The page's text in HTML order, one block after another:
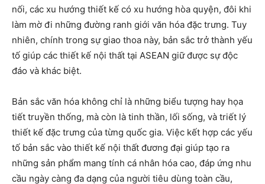
nối, các xu hướng thiết kế có xu hướng hòa quyện, đôi khi
làm mờ đi những đường ranh giới văn hóa đặc trưng. Tuy
nhiên, chính trong sự giao thoa này, bản sắc trở thành yếu
tố giúp các thiết kế nội thất tại ASEAN giữ được sự độc
đáo và khác biệt.
Bản sắc văn hóa không chỉ là những biểu tượng hay họa
tiết truyền thống, mà còn là tinh thần, lối sống, và triết lý
thiết kế đặc trưng của từng quốc gia. Việc kết hợp các yếu
tố bản sắc vào thiết kế nội thất đương đại giúp tạo ra
những sản phẩm mang tính cá nhân hóa cao, đáp ứng nhu
cầu ngày càng đa dạng của người tiêu dùng toàn cầu,